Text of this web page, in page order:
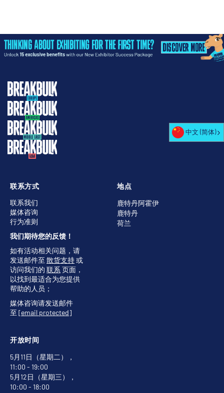
地点
鹿特丹阿霍伊
鹿特丹
荷兰
开放时间
5月11日（星期二），
11:00 - 19:00
5月12日（星期三），
10:00 - 18:00
联系方式
联系我们
媒体咨询
行为准则
我们期待您的反馈！
如有活动相关问题，请
发送邮件至 散货支持或
访问我们的 联系页面，
以找到最适合为您提供
帮助的人员；
媒体咨询请发送邮件
至 [email protected]
中文 (简体)